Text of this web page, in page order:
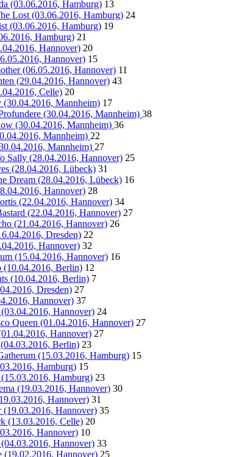
(03.06.2016, Hamburg) 13
Lost (03.06.2016, Hamburg) 24
(03.06.2016, Hamburg) 19
Hamburg) 21
Hannover) 20
Hannover) 15
(06.05.2016, Hannover) 11
(29.04.2016, Hannover) 43
Celle) 20
(30.04.2016, Mannheim) 17
(30.04.2016, Mannheim) 38
(30.04.2016, Mannheim) 36
Mannheim) 22
Mannheim) 27
Sally (28.04.2016, Hannover) 25
(28.04.2016, Lübeck) 31
Dream (28.04.2016, Lübeck) 16
Hannover) 28
(22.04.2016, Hannover) 34
(22.04.2016, Hannover) 27
(21.04.2016, Hannover) 26
Dresden) 22
Hannover) 32
(15.04.2016, Hannover) 16
(10.04.2016, Berlin) 12
(10.04.2016, Berlin) 7
Dresden) 27
Hannover) 37
Hannover) 24
Queen (01.04.2016, Hannover) 27
Hannover) 27
Berlin) 23
(15.03.2016, Hamburg) 15
Hamburg) 15
Hamburg) 23
(19.03.2016, Hannover) 30
Hannover) 31
(19.03.2016, Hannover) 35
(13.03.2016, Celle) 20
Hannover) 10
Hannover) 33
(19.02.2016, Hannover) 25